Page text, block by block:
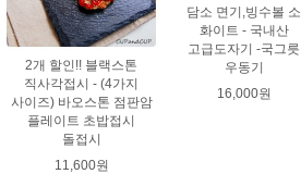
2개 할인!! 블랙스톤
직사각접시 - (4가지
사이즈) 바오스톤 점판암
플레이트 초밥접시
돌접시
11,600원
담소 면기,빙수볼 소
화이트 - 국내산
고급도자기 -국그릇
우동기
16,000원